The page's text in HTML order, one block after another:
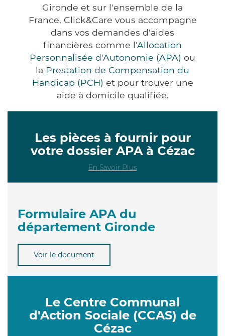
Gironde et sur l'ensemble de la
France, Click&Care vous accompagne
dans vos demandes d'aides
financières comme l'Allocation
Personnalisée d'Autonomie (APA) ou
la Prestation de Compensation du
Handicap (PCH) et pour trouver une
aide à domicile qualifiée.
Les pièces à fournir pour
votre dossier APA à Cézac
En Savoir Plus
Formulaire APA du
département Gironde
Voir le document
Le Centre Communal
d'Action Sociale (CCAS) de
Cézac